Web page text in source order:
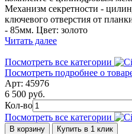
Механизм секретности -
ключевого отверстия от
- 85мм. Цвет: золото
Читать далее
Посмотреть все категории
Посмотреть подробнее о
Арт: 45976
6 500 руб.
Кол-во
Посмотреть все категории
В корзину Купить в 1 клик